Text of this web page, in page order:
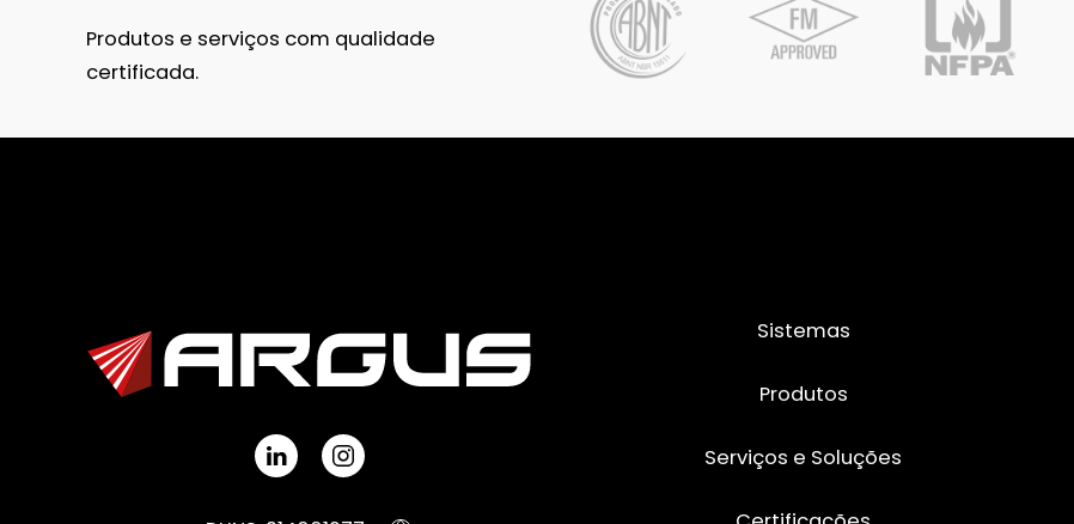
Produtos e serviços com qualidade
certificada.
Sistemas
Produtos
Serviços e Soluções